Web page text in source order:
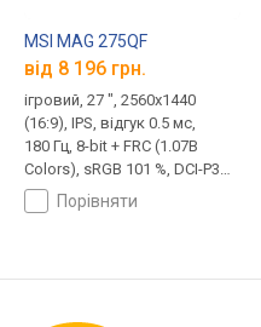
MSI MAG 275QF
від 8 196 грн.
ігровий, 27 ", 2560x1440
(16:9), IPS, відгук 0.5 мс,
180 Гц, 8-bit + FRC (1.07B
Colors), sRGB 101 %, DCI-P3
78 %, HDMI, DisplayPort, VESA
Adaptive-Sync, HDR, TÜV
порівняти